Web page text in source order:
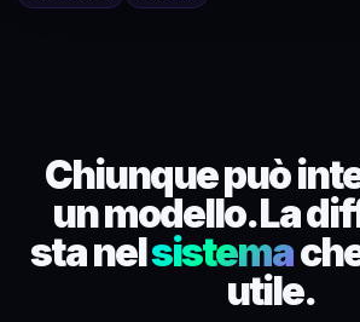
Chiunque può
un modello. La
sta nelsistema
utile.